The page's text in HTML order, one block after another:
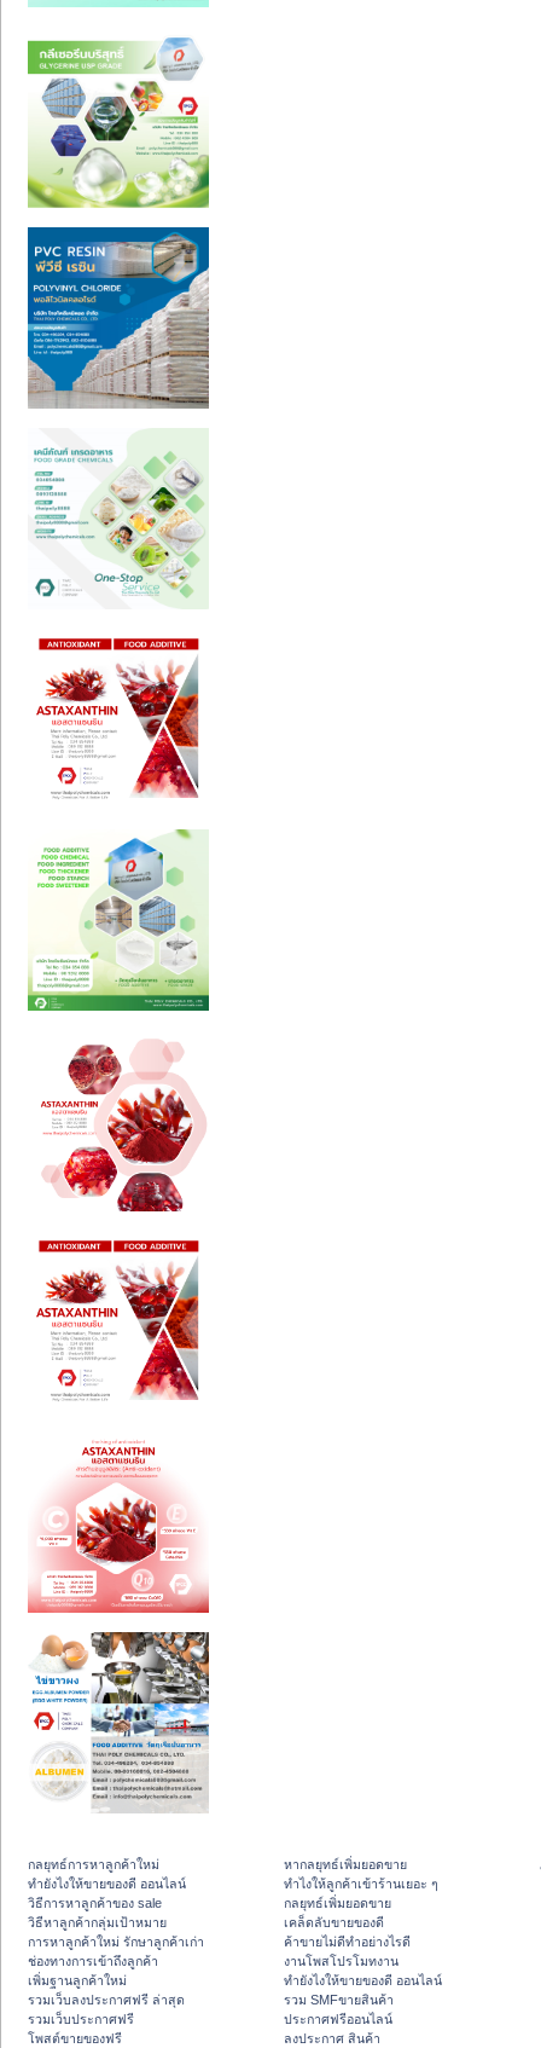
กลยุทธ์การหาลูกค้าใหม่
ทํายังไงให้ขายของดี ออนไลน์
วิธีการหาลูกค้าของ sale
วิธีหาลูกค้ากลุ่มเป้าหมาย
การหาลูกค้าใหม่ รักษาลูกค้าเก่า
ช่องทางการเข้าถึงลูกค้า
เพิ่มฐานลูกค้าใหม่
รวมเว็บลงประกาศฟรี ล่าสุด
รวมเว็บประกาศฟรี
โพสต์ขายของฟรี
หากลยุทธ์เพิ่มยอดขาย
ทําไงให้ลูกค้าเข้าร้านเยอะ ๆ
กลยุทธ์เพิ่มยอดขาย
เคล็ดลับขายของดี
ค้าขายไม่ดีทำอย่างไรดี
งานโพสโปรโมทงาน
ทํายังไงให้ขายของดี ออนไลน์
รวม SMFขายสินค้า
ประกาศฟรีออนไลน์
ลงประกาศ สินค้า